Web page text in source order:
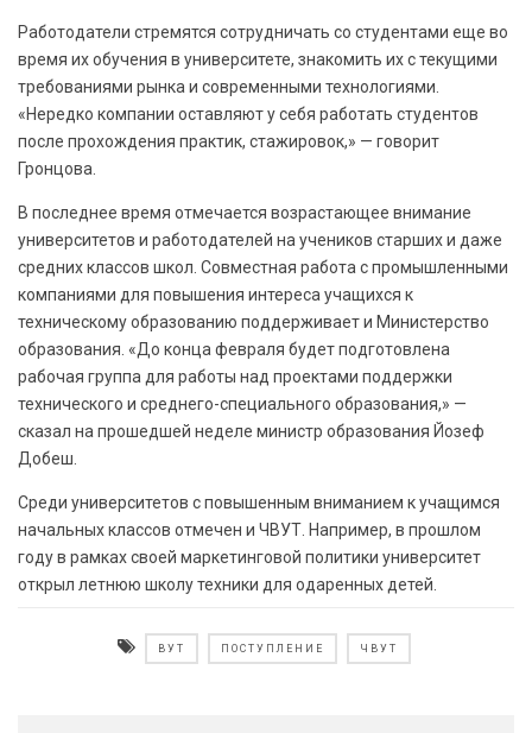
Работодатели стремятся сотрудничать со студентами еще во
время их обучения в университете, знакомить их с текущими
требованиями рынка и современными технологиями.
«Нередко компании оставляют у себя работать студентов
после прохождения практик, стажировок,» — говорит
Гронцова.
В последнее время отмечается возрастающее внимание
университетов и работодателей на учеников старших и даже
средних классов школ. Совместная работа с промышленными
компаниями для повышения интереса учащихся к
техническому образованию поддерживает и Министерство
образования. «До конца февраля будет подготовлена
рабочая группа для работы над проектами поддержки
технического и среднего-специального образования,» —
сказал на прошедшей неделе министр образования Йозеф
Добеш.
Среди университетов с повышенным вниманием к учащимся
начальных классов отмечен и ЧВУТ. Например, в прошлом
году в рамках своей маркетинговой политики университет
открыл летнюю школу техники для одаренных детей.
ВУТ ПОСТУПЛЕНИЕ ЧВУТ